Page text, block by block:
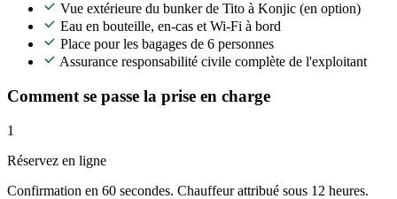
Vue extérieure du bunker de Tito à Konjic (en option)
Eau en bouteille, en-cas et Wi-Fi à bord
Place pour les bagages de 6 personnes
Assurance responsabilité civile complète de l'exploitant
Comment se passe la prise en charge
1
Réservez en ligne
Confirmation en 60 secondes. Chauffeur attribué sous 12 heures.